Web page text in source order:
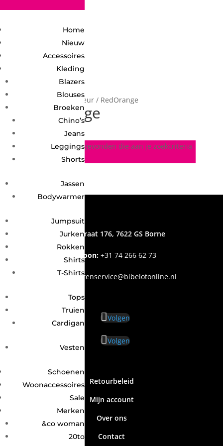
Home
Nieuw
Accessoires
Kleding
Blazers
Blouses
Broeken
Chino’s
Jeans
Leggings
Shorts
Jassen
Bodywarmer
Jumpsuit
Jurken
Rokken
Shirts
T-Shirts
Tops
Truien
Cardigan
Vesten
Schoenen
Woonaccessoires
Sale
Merken
&co woman
20to
/ Product Kleur / RedOrange
RedOrange
Geen producten gevonden die aan je zoekcriteria
Grotestraat 176, 7622 GS Borne
Telefoon: +31 74 266 62 73
Email:klantenservice@bibelotonline.nl
Volgen
Volgen
Retourbeleid
Mijn account
Over ons
Contact